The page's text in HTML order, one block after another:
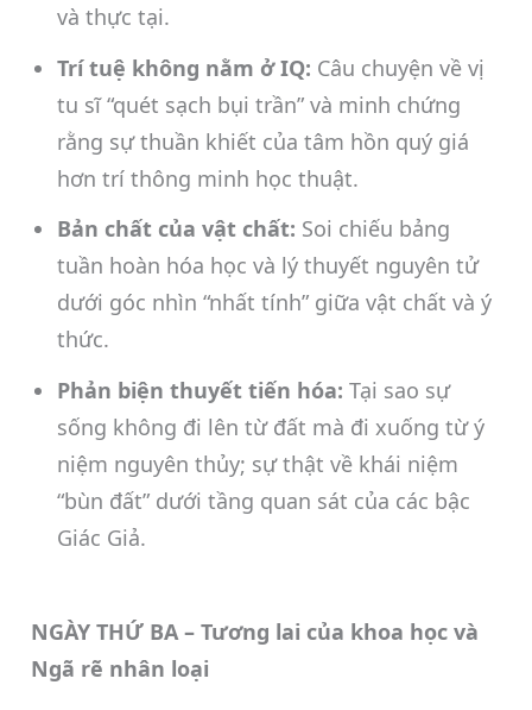
và thực tại.
Trí tuệ không nằm ở IQ: Câu chuyện về vị
tu sĩ “quét sạch bụi trần” và minh chứng
rằng sự thuần khiết của tâm hồn quý giá
hơn trí thông minh học thuật.
Bản chất của vật chất: Soi chiếu bảng
tuần hoàn hóa học và lý thuyết nguyên tử
dưới góc nhìn “nhất tính” giữa vật chất và ý
thức.
Phản biện thuyết tiến hóa: Tại sao sự
sống không đi lên từ đất mà đi xuống từ ý
niệm nguyên thủy; sự thật về khái niệm
“bùn đất” dưới tầng quan sát của các bậc
Giác Giả.
NGÀY THỨ BA – Tương lai của khoa học và
Ngã rẽ nhân loại